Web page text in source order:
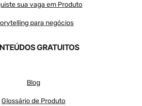
sua vaga em Produto
para negócios
GRATUITOS
Blog
Glossário de Produto